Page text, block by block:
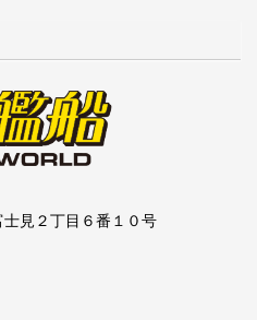
見２丁目６番１０号